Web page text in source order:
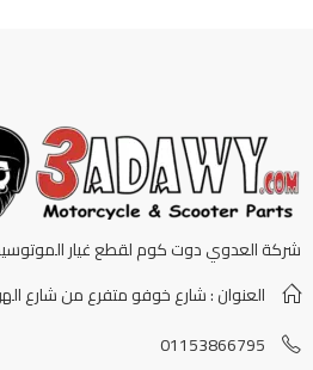
شركة العدوي دوت كوم لقطع غيار
العنوان : شارع خوفو متفرع من شارع
01153866795